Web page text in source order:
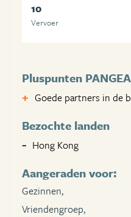
10
Vervoer
Pluspunten
Goede partners in de
Bezochte landen
Hong Kong
Aangeraden voor:
Gezinnen,
Vriendengroep,